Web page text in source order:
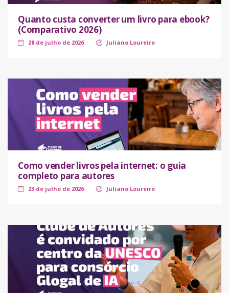
Quanto custa converter um livro para ebook?
(Comparativo 2026)
28 de julho de 2026 Juliano Loureiro
Como vender livros pela internet: o guia
completo para autores
23 de julho de 2026 Juliano Loureiro